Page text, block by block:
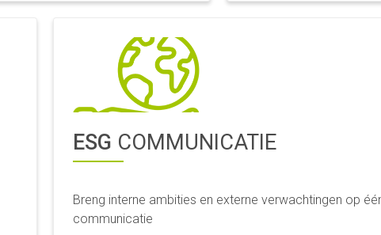
ESG COMMUNICATIE
Breng interne ambities en externe verwachtingen op
communicatie